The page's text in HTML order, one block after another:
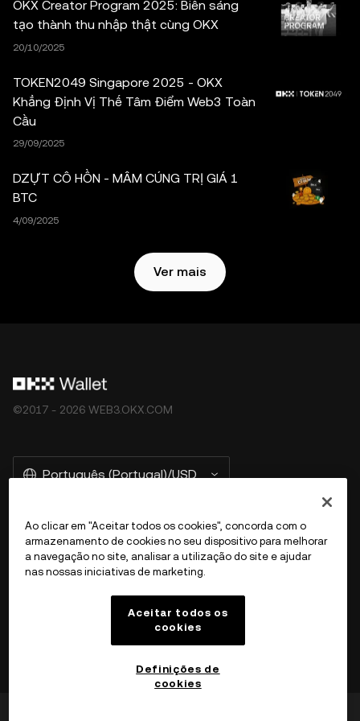
por ferramentas de inteligência artificial (IA). Embora
tenham sido tomadas todas as precauções razoáveis na
preparação destes dados e gráficos, a OKX não assume
qualquer responsabilidade por erros ou omissões aqui
expressos. A OKX Web3 Wallet e seus serviços auxiliares
não são fornecidos pela OKX Exchange e estão sujeitos
OKX Creator Program 2025: Biến sáng
tạo thành thu nhập thật cùng OKX
20/10/2025
TOKEN2049 Singapore 2025 - OKX
Khẳng Định Vị Thế Tâm Điểm Web3 Toàn
Cầu
29/09/2025
DZỰT CÔ HỒN - MÂM CÚNG TRỊ GIÁ 1
BTC
4/09/2025
Ver mais
©2017 - 2026 WEB3.OKX.COM
Português (Portugal)/USD
Mais informações sobre a OKX Web3
Ao clicar em "Aceitar todos os cookies", concorda com o
armazenamento de cookies no seu dispositivo para melhorar
a navegação no site, analisar a utilização do site e ajudar
nas nossas iniciativas de marketing.
Aceitar todos os
cookies
Definições de
cookies